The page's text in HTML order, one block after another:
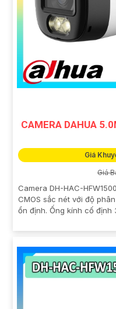
CAMERA DAHUA
Giá
Giá
Camera DH-HAC-
CMOS sắc nét với độ
ổn định. Ống kính cố định